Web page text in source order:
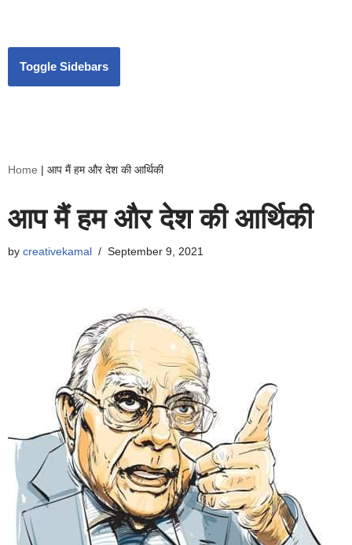
Toggle Sidebars
Home | आप मैं हम और देश की आर्थिकी
आप मैं हम और देश की आर्थिकी
by creativekamal September 9, 2021